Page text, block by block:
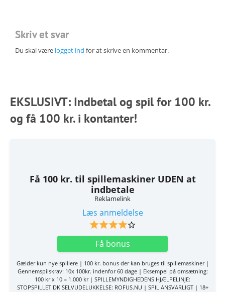
Skriv et svar
Du skal være logget ind for at skrive en kommentar.
EKSLUSIVT: Indbetal og spil for 100 kr.
og få 100 kr. i kontanter!
Få 100 kr. til spillemaskiner UDEN at
indbetale
Reklamelink
Læs anmeldelse
Få bonus
Gælder kun nye spillere | 100 kr. bonus der kan bruges til spillemaskiner |
Gennemspilskrav: 10x 100kr. indenfor 60 dage | Eksempel på omsætning:
100 kr x 10 = 1.000 kr | SPILLEMYNDIGHEDENS HJÆLPELINJE:
STOPSPILLET.DK SELVUDELUKKELSE: ROFUS.NU | SPIL ANSVARLIGT | 18+